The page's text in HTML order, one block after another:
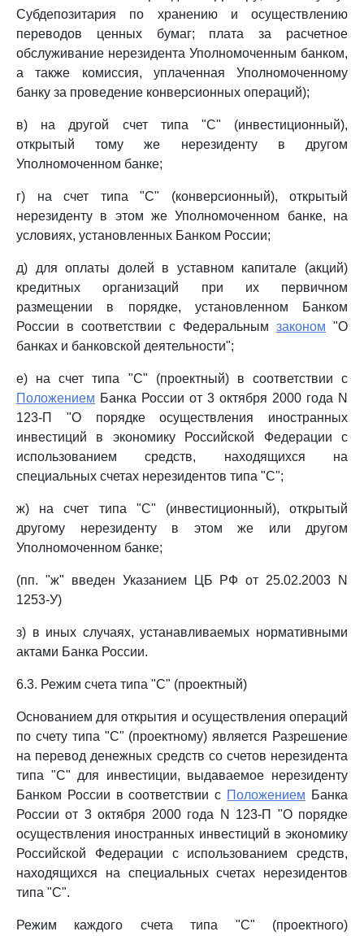
Субдепозитария по хранению и осуществлению
переводов ценных бумаг; плата за расчетное
обслуживание нерезидента Уполномоченным банком,
а также комиссия, уплаченная Уполномоченному
банку за проведение конверсионных операций);
в) на другой счет типа "С" (инвестиционный),
открытый тому же нерезиденту в другом
Уполномоченном банке;
г) на счет типа "С" (конверсионный), открытый
нерезиденту в этом же Уполномоченном банке, на
условиях, установленных Банком России;
д) для оплаты долей в уставном капитале (акций)
кредитных организаций при их первичном
размещении в порядке, установленном Банком
России в соответствии с Федеральным законом "О
банках и банковской деятельности";
е) на счет типа "С" (проектный) в соответствии с
Положением Банка России от 3 октября 2000 года N
123-П "О порядке осуществления иностранных
инвестиций в экономику Российской Федерации с
использованием средств, находящихся на
специальных счетах нерезидентов типа "С";
ж) на счет типа "С" (инвестиционный), открытый
другому нерезиденту в этом же или другом
Уполномоченном банке;
(пп. "ж" введен Указанием ЦБ РФ от 25.02.2003 N
1253-У)
з) в иных случаях, устанавливаемых нормативными
актами Банка России.
6.3. Режим счета типа "С" (проектный)
Основанием для открытия и осуществления операций
по счету типа "С" (проектному) является Разрешение
на перевод денежных средств со счетов нерезидента
типа "С" для инвестиции, выдаваемое нерезиденту
Банком России в соответствии с Положением Банка
России от 3 октября 2000 года N 123-П "О порядке
осуществления иностранных инвестиций в экономику
Российской Федерации с использованием средств,
находящихся на специальных счетах нерезидентов
типа "С".
Режим каждого счета типа "С" (проектного)